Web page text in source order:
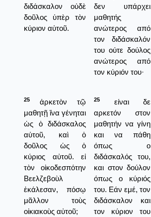
διδάσκαλον οὐδὲ
δοῦλος ὑπὲρ τὸν
κύριον αὐτοῦ.
δεν υπάρχει
μαθητής
ανώτερος από
τον διδάσκαλόν
του ούτε δούλος
ανώτερος από
τον κύριόν του·
25
ἀρκετὸν τῷ
μαθητῇ ἵνα γένηται
ὡς ὁ διδάσκαλος
αὐτοῦ, καὶ ὁ
δοῦλος ὡς ὁ
κύριος αὐτοῦ. εἰ
τὸν οἰκοδεσπότην
Βεελζεβοὺλ
ἐκάλεσαν, πόσῳ
μᾶλλον τοὺς
οἰκιακοὺς αὐτοῦ;
25
είναι δε
αρκετόν στον
μαθητήν να γίνη
και να πάθη
όπως ο
διδάσκαλός του,
και στον δούλον
όπως ο κύριός
του. Εάν εμέ, τον
διδάσκαλον και
τον κύριον του